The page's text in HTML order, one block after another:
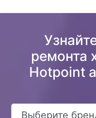
ремонта
Hotpoint